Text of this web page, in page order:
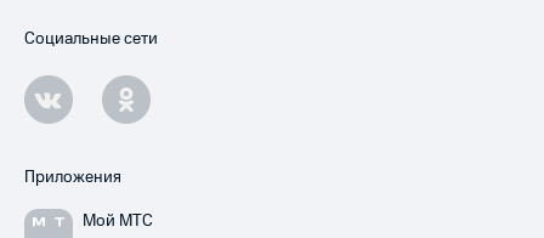
Социальные сети
Приложения
Мой МТС